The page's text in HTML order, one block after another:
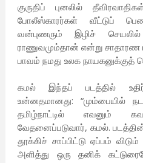
குருதிப் புனலில்
போலீஸ்காரர்கள் வீட்டுப்
வன்புணரும் இழிச் செயலில்
ராணுவமும்தான் என்று
பாவம் நமது உலக நாயகனுக்குத்
கமல் இந்தப் படத்தில்
உன்னதமானது: “மும்பையில்
தமிழ்நாட்டில் எவனும்
வேதனைப்படுவார், கமல்.
தூக்கிச் சாப்பிட்டு ஏப்பம்
அளித்து ஒரு தனிக்